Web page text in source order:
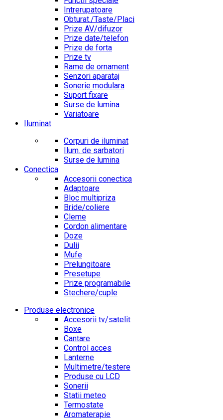
Intrerupatoare
Obturat./Taste/Placi
Prize AV/difuzor
Prize date/telefon
Prize de forta
Prize tv
Rame de ornament
Senzori aparataj
Sonerie modulara
Suport fixare
Surse de lumina
Variatoare
Iluminat
Corpuri de iluminat
Ilum. de sarbatori
Surse de lumina
Conectica
Accesorii conectica
Adaptoare
Bloc multipriza
Bride/coliere
Cleme
Cordon alimentare
Doze
Dulii
Mufe
Prelungitoare
Presetupe
Prize programabile
Stechere/cuple
Produse electronice
Accesorii tv/satelit
Boxe
Cantare
Control acces
Lanterne
Multimetre/testere
Produse cu LCD
Sonerii
Statii meteo
Termostate
Aromaterapie